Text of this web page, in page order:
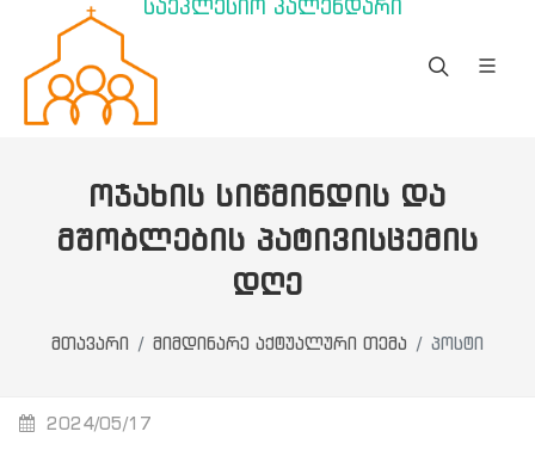
საეკლესიო კალენდარი
ᲝᲯᲐᲮᲘᲡ ᲡᲘᲬᲛᲘᲜᲓᲘᲡ ᲓᲐ
ᲛᲨᲝᲑᲚᲔᲑᲘᲡ ᲞᲐᲢᲘᲕᲘᲡᲪᲔᲛᲘᲡ
ᲓᲦᲔ
მთავარი მიმდინარე აქტუალური თემა პოსტი
2024/05/17